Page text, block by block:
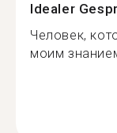
Idealer
Человек,
моим